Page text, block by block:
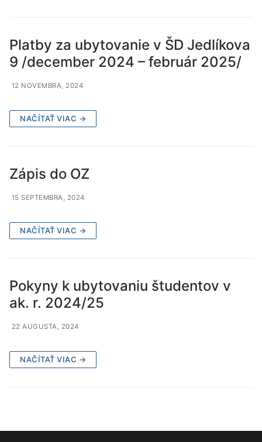
Platby za ubytovanie v ŠD Jedlíkova
9 /december 2024 – február 2025/
12 NOVEMBRA, 2024
NAČÍTAŤ VIAC →
Zápis do OZ
15 SEPTEMBRA, 2024
NAČÍTAŤ VIAC →
Pokyny k ubytovaniu študentov v
ak. r. 2024/25
22 AUGUSTA, 2024
NAČÍTAŤ VIAC →